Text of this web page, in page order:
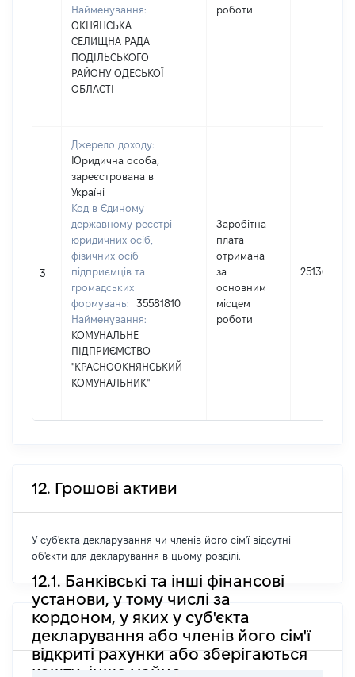
Найменування:
ОКНЯНСЬКА
СЕЛИЩНА РАДА
ПОДІЛЬСЬКОГО
РАЙОНУ ОДЕСЬКОЇ
ОБЛАСТІ
роботи
3
Джерело доходу:
Юридична особа,
зареєстрована в
Україні
Код в Єдиному
державному реєстрі
юридичних осіб,
фізичних осіб –
підприємців та
громадських
формувань:
35581810
Найменування:
КОМУНАЛЬНЕ
ПІДПРИЄМСТВО
"КРАСНООКНЯНСЬКИЙ
КОМУНАЛЬНИК"
Заробітна
плата
отримана
за
основним
місцем
роботи
251363
12. Грошові активи
У суб'єкта декларування чи членів його сім'ї відсутні
об'єкти для декларування в цьому розділі.
12.1. Банківські та інші фінансові
установи, у тому числі за
кордоном, у яких у суб'єкта
декларування або членів його сім'ї
відкриті рахунки або зберігаються
кошти, інше майно